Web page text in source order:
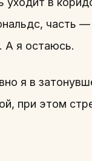
часть —
А я остаюсь.
я в
при этом